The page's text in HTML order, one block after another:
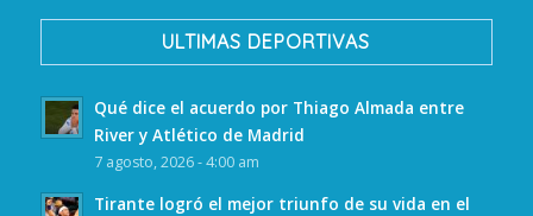
ULTIMAS DEPORTIVAS
Qué dice el acuerdo por Thiago Almada entre
River y Atlético de Madrid
7 agosto, 2026 - 4:00 am
Tirante logró el mejor triunfo de su vida en el